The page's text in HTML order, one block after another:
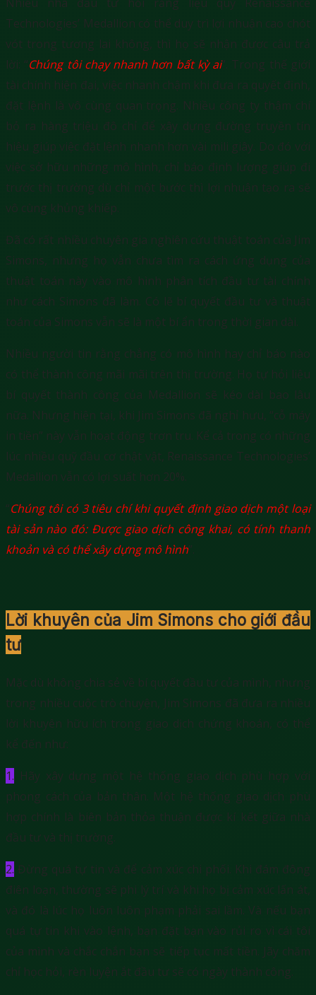
Technologies’ Medallion có thể duy trì lợi nhuận cao chót
vót trong tương lai không, thì họ sẽ nhận được câu trả
lời: “Chúng tôi chạy nhanh hơn bất kỳ ai”. Trong thế giới
tài chính hiện đại, việc nhanh chậm khi đưa ra quyết định,
đặt lệnh là vô cùng quan trọng. Nhiều công ty thậm chí
bỏ ra hàng triệu đô chỉ để xây dựng đường truyền tín
hiệu giúp việc đặt lệnh nhanh hơn vài mili giây. Do đó với
việc sở hữu những mô hình, chỉ báo định lượng giúp đi
trước thị trường dù chỉ một bước thì lợi nhuận tạo ra sẽ
vô cùng khủng khiếp.
Đã có rất nhiều chuyên gia nghiên cứu thuật toán của Jim
Simons, nhưng họ vẫn chưa tìm ra cách ứng dụng của
thuật toán này vào mô hình phân tích đầu tư tài chính
như cách Simons đã làm. Có lẽ bí quyết đầu tư và thuật
toán của Simons vẫn sẽ là một bí ẩn trong thời gian dài.
Nhiều người tin rằng chẳng có mô hình hay chỉ báo nào
có thể thành công mãi mãi trên thị trường. Họ tự hỏi liệu
bí quyết thành công của Medallion sẽ kéo dài bao lâu
nữa. Nhưng hiện tại, khi Jim Simons đã nghỉ hưu, “cỗ máy
in tiền” này vẫn hoạt động trơn tru. Kể cả trong có những
lúc nhiều quỹ đầu cơ chật vật, Renaissance Technologies’
Medallion vẫn có lợi suất hơn 20%.
“Chúng tôi có 3 tiêu chí khi quyết định giao dịch một loại
tài sản nào đó: Được giao dịch công khai, có tính thanh
khoản và có thể xây dựng mô hình”.
Lời khuyên của Jim Simons cho giới đầu
tư
Mặc dù không chia sẻ về bí quyết đầu tư của mình, nhưng
trong nhiều cuộc trò chuyện, Jim Simons đã đưa ra nhiều
lời khuyên hữu ích trong giao dịch chứng khoán, có thể
kể đến như:
1. Hãy xây dựng một hệ thống giao dịch phù hợp với
phong cách của bản thân. Một hệ thống giao dịch phù
hợp chính là biên bản thỏa thuận được kí kết giữa nhà
đầu tư và thị trường.
2. Đừng quá tự tin và để cảm xúc chi phối. Khi đám đông
điên loạn, thường sẽ phi lý trí và khi họ bị cảm xúc lấn át,
và đó là lúc họ luôn luôn phạm phải sai lầm.​ Và nếu bạn
quá tự tin khi vào lệnh, bạn đặt bạn vào rủi ro vì cái tôi
của mình và chắc chắn bạn sẽ tiếp tục mất tiền. Jãy chăm
chỉ học hỏi, rèn luyện ắt đầu tư sẽ có ngày thành công.